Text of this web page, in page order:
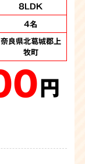
8LDK
4名
奈良県北葛城郡上
牧町
円
3DK
2名
北葛城郡上牧町
円